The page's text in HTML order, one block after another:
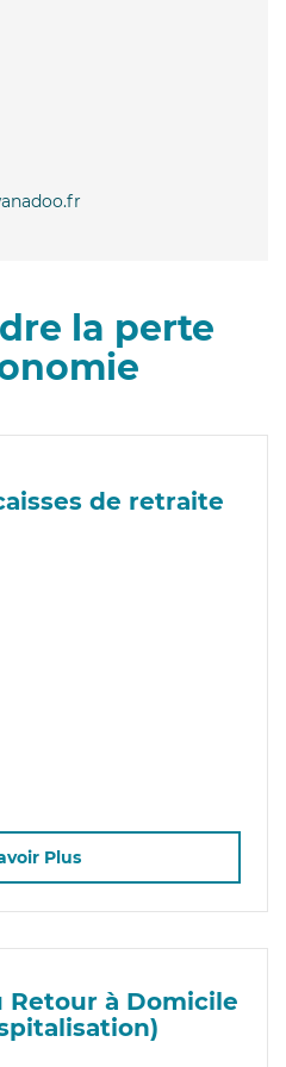
la perte
de retraite
Plus
Retour à Domicile